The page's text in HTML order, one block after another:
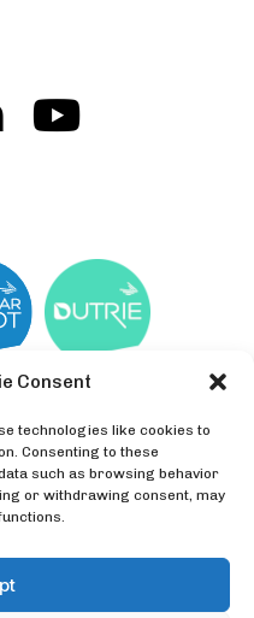
Consent
technologies like cookies to
Consenting to these
such as browsing behavior
or withdrawing consent, may